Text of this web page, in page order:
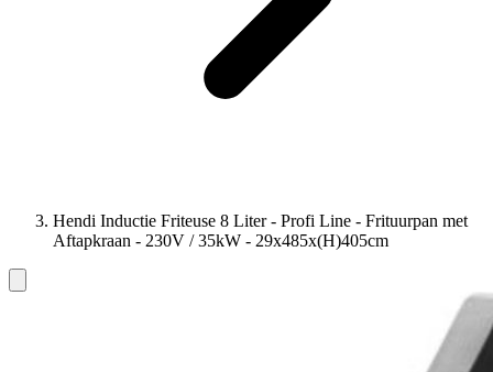
Hendi Inductie Friteuse 8 Liter - Profi Line - Frituurpan met
Aftapkraan - 230V / 35kW - 29x485x(H)405cm